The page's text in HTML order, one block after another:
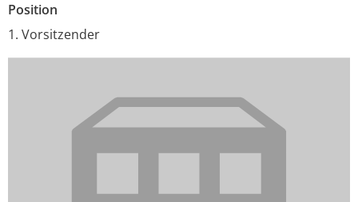
Position
1. Vorsitzender